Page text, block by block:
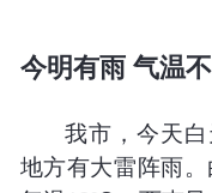
今明有雨 气温
我市，今天
地方有大雷阵雨